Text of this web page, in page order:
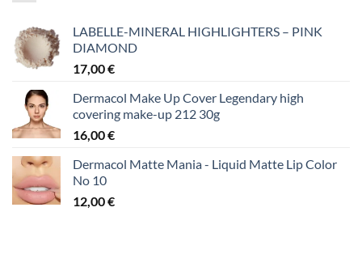
LABELLE-MINERAL HIGHLIGHTERS – PINK
DIAMOND
17,00€
Dermacol Make Up Cover Legendary high
covering make-up 212 30g
16,00€
Dermacol Matte Mania - Liquid Matte Lip Color
No 10
12,00€